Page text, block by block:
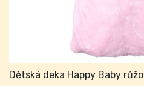
Dětská deka Happy Baby